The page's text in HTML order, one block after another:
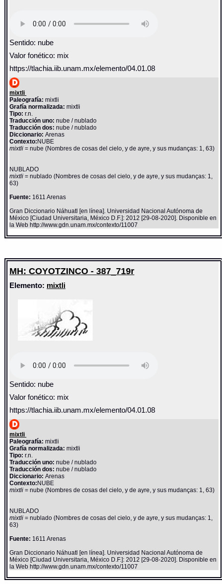
Sentido: nube
Valor fonético: mix
https://tlachia.iib.unam.mx/elemento/04.01.08
mixtli
Paleografía: mixtli
Grafía normalizada: mixtli
Tipo: r.n.
Traducción uno: nube / nublado
Traducción dos: nube / nublado
Diccionario:Arenas
Contexto:NUBE
mixtli= nube (Nombres de cosas del cielo, y de ayre, y sus mudanças: 1, 63)
NUBLADO
mixtli= nublado (Nombres de cosas del cielo, y de ayre, y sus mudanças: 1,
63)
Fuente: 1611 Arenas
Gran Diccionario Náhuatl [en línea]. Universidad Nacional Autónoma de
México [Ciudad Universitaria, México D.F.]: 2012 [29-08-2020]. Disponible en
la Web http://www.gdn.unam.mx/contexto/11007
MH: COYOTZINCO - 387_719r
Elemento: mixtli
Sentido: nube
Valor fonético: mix
https://tlachia.iib.unam.mx/elemento/04.01.08
mixtli
Paleografía: mixtli
Grafía normalizada: mixtli
Tipo: r.n.
Traducción uno: nube / nublado
Traducción dos: nube / nublado
Diccionario:Arenas
Contexto:NUBE
mixtli= nube (Nombres de cosas del cielo, y de ayre, y sus mudanças: 1, 63)
NUBLADO
mixtli= nublado (Nombres de cosas del cielo, y de ayre, y sus mudanças: 1,
63)
Fuente: 1611 Arenas
Gran Diccionario Náhuatl [en línea]. Universidad Nacional Autónoma de
México [Ciudad Universitaria, México D.F.]: 2012 [29-08-2020]. Disponible en
la Web http://www.gdn.unam.mx/contexto/11007